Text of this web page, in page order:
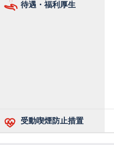
待遇・福利厚生
受動喫煙防止措置